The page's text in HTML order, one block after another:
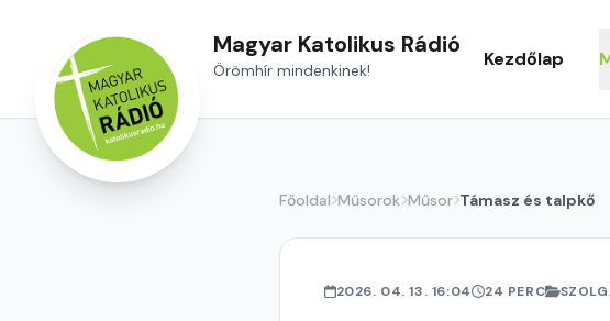
Magyar Katolikus Rádió
Örömhír mindenkinek! Kezdőlap
Főoldal Műsorok Műsor Támasz és talpkő
2026. 04. 13. 16:04 24 PERC